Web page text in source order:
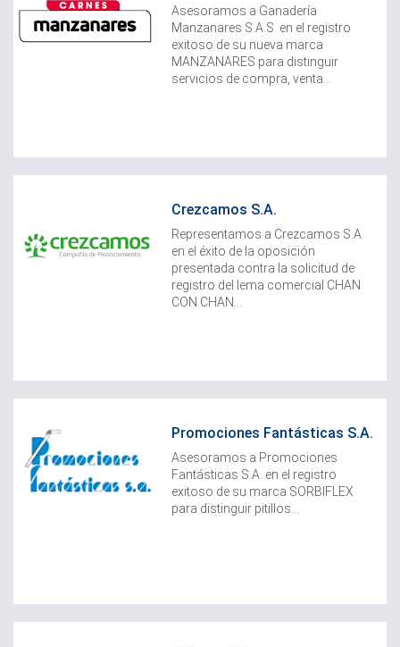
Asesoramos a Ganadería
Manzanares S.A.S. en el registro
exitoso de su nueva marca
MANZANARES para distinguir
servicios de compra, venta...
Crezcamos S.A.
Representamos a Crezcamos S.A.
en el éxito de la oposición
presentada contra la solicitud de
registro del lema comercial CHAN
CON CHAN...
Promociones Fantásticas S.A.
Asesoramos a Promociones
Fantásticas S.A. en el registro
exitoso de su marca SORBIFLEX
para distinguir pitillos...